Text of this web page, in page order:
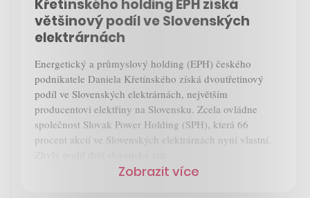
Křetínského holding EPH získá
většinový podíl ve Slovenských
elektrárnách
Energetický a průmyslový holding (EPH) českého
podnikatele Daniela Křetínského získá dvoutřetinový
podíl ve Slovenských elektrárnách, největším
producentovi elektřiny na Slovensku. Zcela ovládne
společnost Slovak Power Holding (SPH), která 66
procent akcií ve Slovenských elektrárnách nyní vlastní.
Zobrazit více